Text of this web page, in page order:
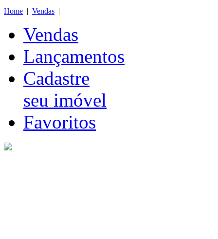
Home | Vendas |
Vendas
Lançamentos
Cadastre
seu imóvel
Favoritos